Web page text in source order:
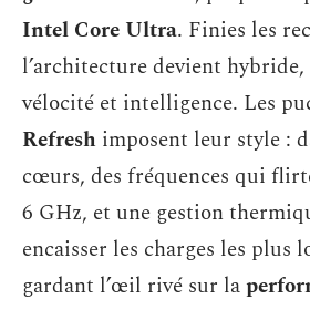
Intel Core Ultra. Finies les
l’architecture devient
vélocité et intelligence. Les
Refresh imposent leur style :
cœurs, des fréquences qui
6 GHz, et une gestion
encaisser les charges les plus
gardant l’œil rivé sur la